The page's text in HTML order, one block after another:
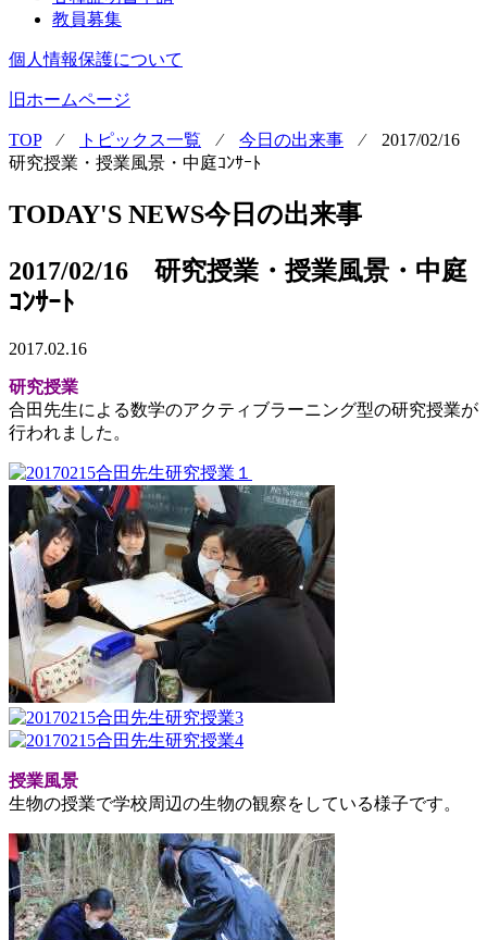
教員募集
個人情報保護について
旧ホームページ
TOP⁄ トピックス一覧 ⁄ 今日の出来事 ⁄ 2017/02/16
研究授業・授業風景・中庭ｺﾝｻｰﾄ
TODAY'S NEWS今日の出来事
2017/02/16 研究授業・授業風景・中庭
ｺﾝｻｰﾄ
2017.02.16
研究授業
合田先生による数学のアクティブラーニング型の研究授業が
行われました。
授業風景
生物の授業で学校周辺の生物の観察をしている様子です。